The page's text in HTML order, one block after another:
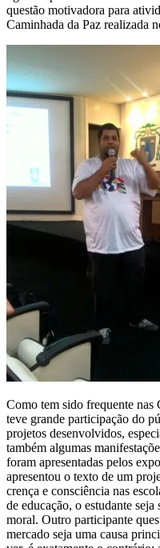
questão motivadora para
Caminhada da Paz realizada
Como tem sido frequente nas
teve grande participação do
projetos desenvolvidos,
também algumas
foram apresentadas pelos
apresentou o texto de um
crença e consciência nas
de educação, o estudante
moral. Outro participante
mercado seja uma causa